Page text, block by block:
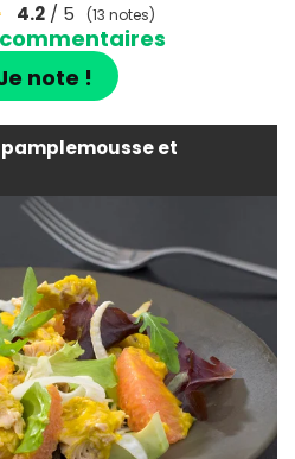
4.2 / 5 (13 notes)
note !
et